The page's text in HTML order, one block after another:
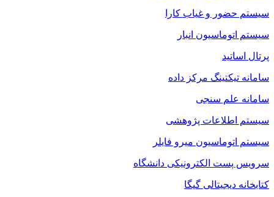
سیستم حضور و غیاب کارا
سیستم اتوماسیون انبار
پرتال اساتید
سامانه تیکتینگ مرکز داده
سامانه علم سنجی
سیستم اطلاعات پژوهشی
سیستم اتوماسیون میرو فایلر
سرویس پست الکترونیکی دانشگاه
کتابخانه دیجیتالی گیگا